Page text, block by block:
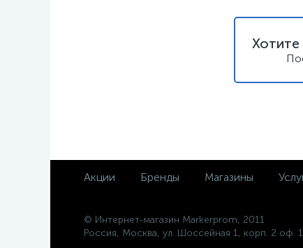
Хотите
Акции Бренды Магазины
© Интернет-магазин Markerprom, 2011
Россия, Москва, ул. Шоссейная 1, корп. 2 оф.